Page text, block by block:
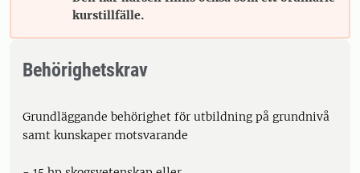
kurstillfälle.
Behörighetskrav
Grundläggande behörighet för utbildning på grundnivå
samt kunskaper motsvarande